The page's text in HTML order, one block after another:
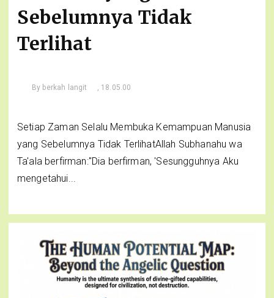
Sebelumnya Tidak
Terlihat
By berkah langit , 18.05.00
Setiap Zaman Selalu Membuka Kemampuan Manusia
yang Sebelumnya Tidak TerlihatAllah Subhanahu wa
Ta'ala berfirman:"Dia berfirman, 'Sesungguhnya Aku
mengetahui...